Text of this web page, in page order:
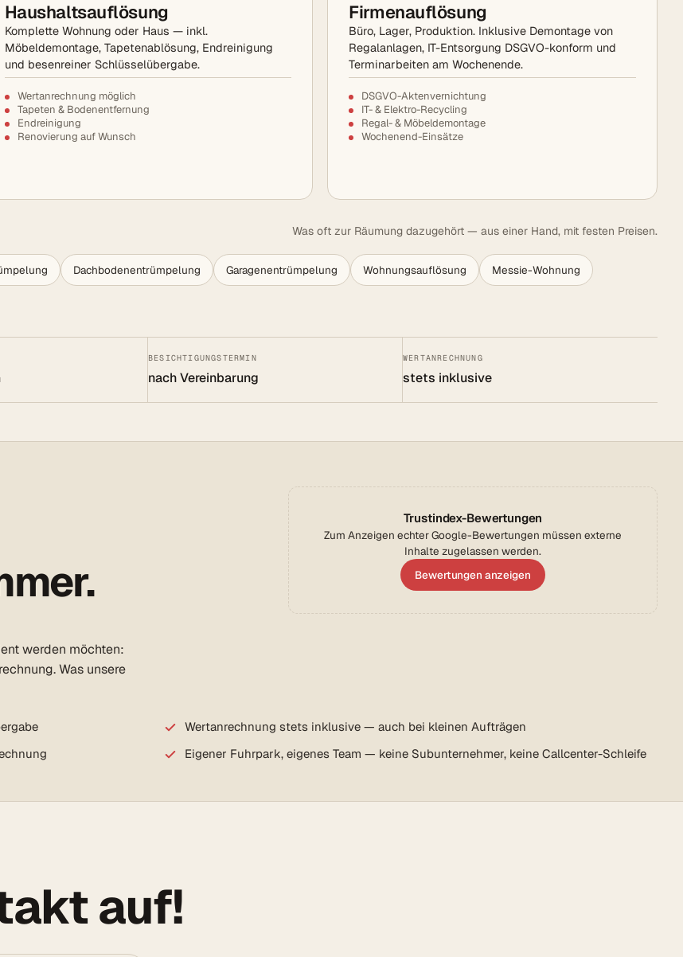
Haushaltsauflösung
Komplette Wohnung oder Haus — inkl.
Möbeldemontage, Tapetenablösung, Endreinigung
und besenreiner Schlüsselübergabe.
Wertanrechnung möglich
Tapeten & Bodenentfernung
Endreinigung
Renovierung auf Wunsch
Firmenauflösung
Büro, Lager, Produktion. Inklusive Demontage von
Regalanlagen, IT-Entsorgung DSGVO-konform und
Terminarbeiten am Wochenende.
DSGVO-Aktenvernichtung
IT- & Elektro-Recycling
Regal- & Möbeldemontage
Wochenend-Einsätze
Was oft zur Räumung dazugehört — aus einer Hand, mit festen Preisen.
Dachbodenentrümpelung Garagenentrümpelung Wohnungsauflösung Messie-Wohnung
BESICHTIGUNGSTERMIN
nach Vereinbarung
WERTANRECHNUNG
stets inklusive
Trustindex-Bewertungen
Zum Anzeigen echter Google-Bewertungen müssen externe
Inhalte zugelassen werden.
Bewertungen anzeigen
werden möchten:
Was unsere
Wertanrechnung stets inklusive — auch bei kleinen Aufträgen
Eigener Fuhrpark, eigenes Team — keine Subunternehmer, keine Callcenter-Schleife
auf!